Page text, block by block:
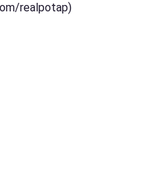
realpotap)